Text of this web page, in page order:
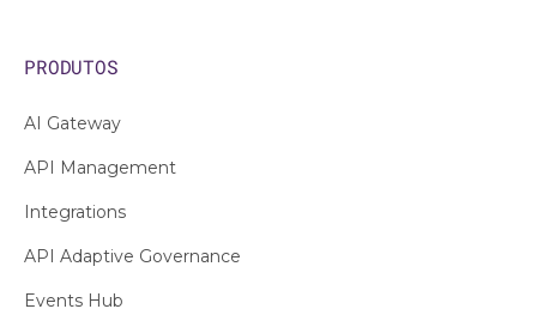
PRODUTOS
AI Gateway
API Management
Integrations
API Adaptive Governance
Events Hub